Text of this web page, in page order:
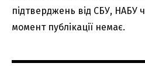
підтверджень від СБУ, НАБУ
момент публікації немає.